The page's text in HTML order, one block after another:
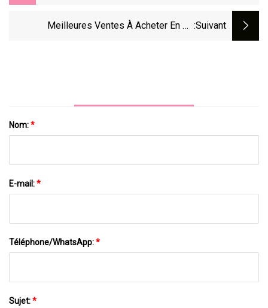
Prime Day
Meilleures Ventes À Acheter En Ce :suivant
Nom:*
E-mail:*
Téléphone/WhatsApp:*
Sujet:*